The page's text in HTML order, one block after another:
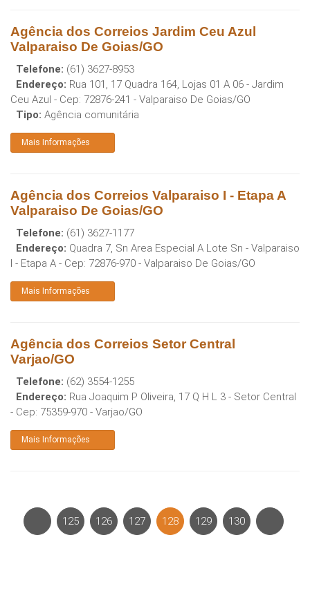
Agência dos Correios Jardim Ceu Azul
Valparaiso De Goias/GO
Telefone: (61) 3627-8953
Endereço: Rua 101, 17 Quadra 164, Lojas 01 A 06 - Jardim
Ceu Azul - Cep: 72876-241 - Valparaiso De Goias/GO
Tipo: Agência comunitária
Mais Informações
Agência dos Correios Valparaiso I - Etapa A
Valparaiso De Goias/GO
Telefone: (61) 3627-1177
Endereço: Quadra 7, Sn Area Especial A Lote Sn - Valparaiso
I - Etapa A - Cep: 72876-970 - Valparaiso De Goias/GO
Mais Informações
Agência dos Correios Setor Central
Varjao/GO
Telefone: (62) 3554-1255
Endereço: Rua Joaquim P Oliveira, 17 Q H L 3 - Setor Central
- Cep: 75359-970 - Varjao/GO
Mais Informações
125 126 127 128 129 130